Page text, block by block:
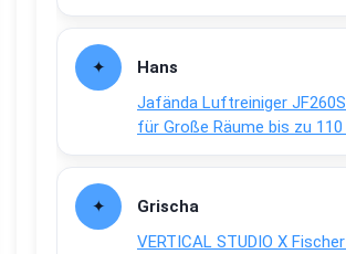
Hans
Jafända Luftreiniger
für Große Räume bis zu 110
Grischa
VERTICAL STUDIO X